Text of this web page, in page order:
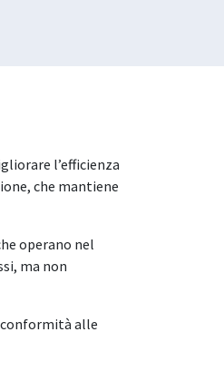
l’efficienza
che mantiene
operano nel
ma non
conformità alle